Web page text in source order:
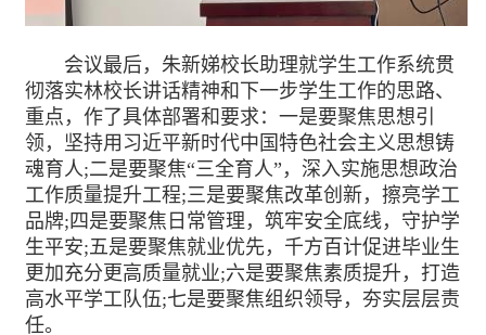
会议最后，朱新娣校长助理就学生工作系统贯
彻落实林校长讲话精神和下一步学生工作的思路、
重点，作了具体部署和要求：一是要聚焦思想引
领，坚持用习近平新时代中国特色社会主义思想铸
魂育人;二是要聚焦“三全育人”，深入实施思想政治
工作质量提升工程;三是要聚焦改革创新，擦亮学工
品牌;四是要聚焦日常管理，筑牢安全底线，守护学
生平安;五是要聚焦就业优先，千方百计促进毕业生
更加充分更高质量就业;六是要聚焦素质提升，打造
高水平学工队伍;七是要聚焦组织领导，夯实层层责
任。